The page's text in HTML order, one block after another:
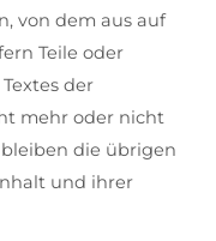
von dem aus auf
Teile oder
der
mehr oder nicht
die übrigen
und ihrer